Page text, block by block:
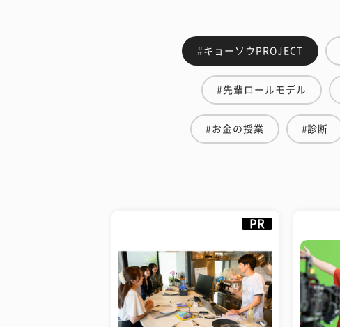
#キョーソウPROJECT
#先輩ロールモデル
#お金の授業 #診断
PR